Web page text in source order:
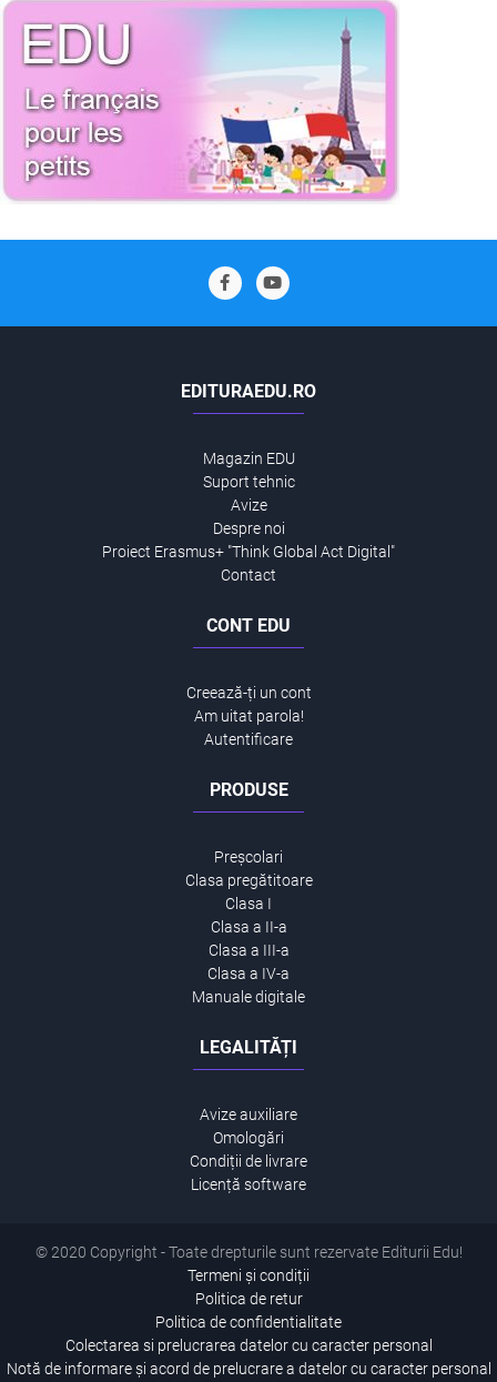
EDITURAEDU.RO
Magazin EDU
Suport tehnic
Avize
Despre noi
Proiect Erasmus+ "Think Global Act Digital"
Contact
CONT EDU
Creează-ți un cont
Am uitat parola!
Autentificare
PRODUSE
Preșcolari
Clasa pregătitoare
Clasa I
Clasa a II-a
Clasa a III-a
Clasa a IV-a
Manuale digitale
LEGALITĂȚI
Avize auxiliare
Omologări
Condiții de livrare
Licență software
© 2020 Copyright - Toate drepturile sunt rezervate Editurii Edu!
Termeni și condiții
Politica de retur
Politica de confidentialitate
Colectarea si prelucrarea datelor cu caracter personal
Notă de informare și acord de prelucrare a datelor cu caracter personal